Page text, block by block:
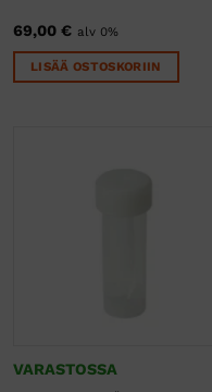
69,00€ alv 0%
LISÄÄ OSTOSKORIIN
VARASTOSSA